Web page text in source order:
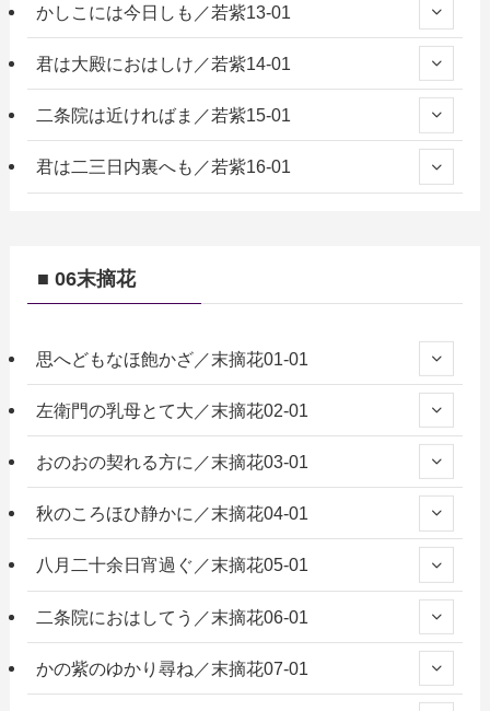
かしこには今日しも／若紫13-01
君は大殿におはしけ／若紫14-01
二条院は近ければま／若紫15-01
君は二三日内裏へも／若紫16-01
■ 06末摘花
思へどもなほ飽かざ／末摘花01-01
左衛門の乳母とて大／末摘花02-01
おのおの契れる方に／末摘花03-01
秋のころほひ静かに／末摘花04-01
八月二十余日宵過ぐ／末摘花05-01
二条院におはしてう／末摘花06-01
かの紫のゆかり尋ね／末摘花07-01